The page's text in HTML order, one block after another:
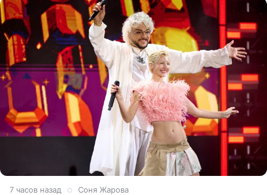
7 часов назад Соня Жарова